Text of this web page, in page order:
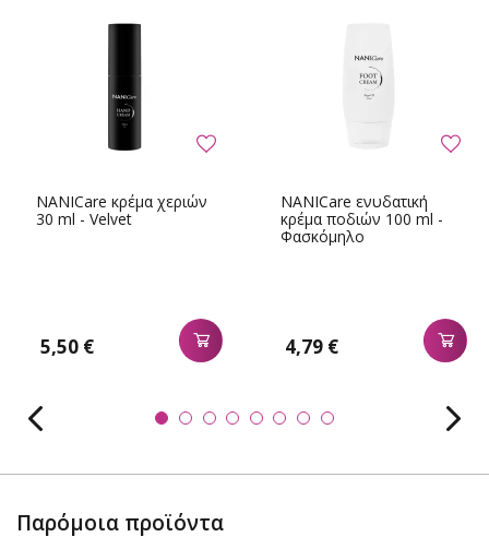
NANICare κρέμα χεριών
30 ml - Velvet
5,50 €
NANICare ενυδατική
κρέμα ποδιών 100 ml -
Φασκόμηλο
4,79 €
Παρόμοια προϊόντα